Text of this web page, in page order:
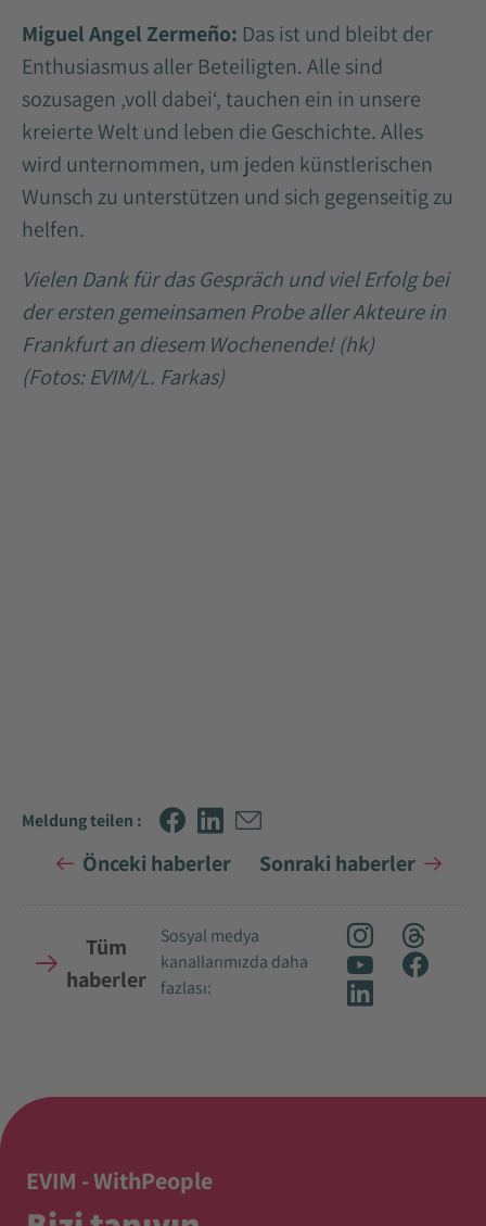
Miguel Angel Zermeño: Das ist und bleibt der
Enthusiasmus aller Beteiligten. Alle sind
sozusagen ‚voll dabei‘, tauchen ein in unsere
kreierte Welt und leben die Geschichte. Alles
wird unternommen, um jeden künstlerischen
Wunsch zu unterstützen und sich gegenseitig zu
helfen.
Vielen Dank für das Gespräch und viel Erfolg bei
der ersten gemeinsamen Probe aller Akteure in
Frankfurt an diesem Wochenende! (hk)
(Fotos: EVIM/L. Farkas)
Meldung teilen :
Önceki haberler Sonraki haberler
Tüm
haberler
Sosyal medya
kanallarımızda daha
fazlası:
EVIM - WithPeople